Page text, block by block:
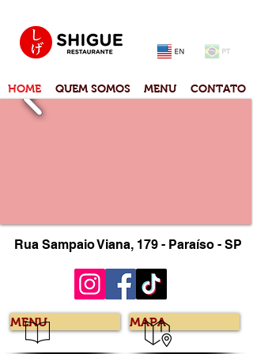
HOME QUEM SOMOS MENU CONTATO
Rua Sampaio Viana, 179 - Paraíso - SP
MENU MAPA